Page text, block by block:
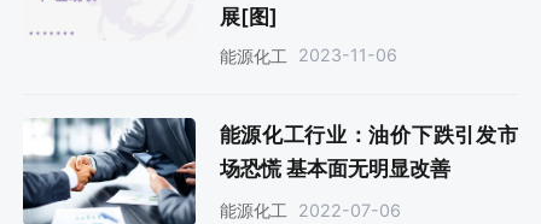
展[图]
能源化工 2023-11-06
能源化工行业：油价下跌引发市
场恐慌 基本面无明显改善
能源化工 2022-07-06